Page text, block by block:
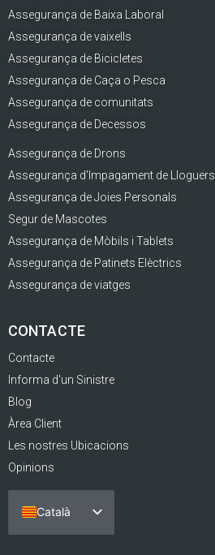
Assegurança de Baixa Laboral
Assegurança de vaixells
Assegurança de Bicicletes
Assegurança de Caça o Pesca
Assegurança de comunitats
Assegurança de Decessos
Assegurança de Drons
Assegurança d'Impagament de Lloguers
Assegurança de Joies Personals
Segur de Mascotes
Assegurança de Mòbils i Tablets
Assegurança de Patinets Elèctrics
Assegurança de viatges
CONTACTE
Contacte
Informa d'un Sinistre
Blog
Àrea Client
Les nostres Ubicacions
Opinions
Català
Español